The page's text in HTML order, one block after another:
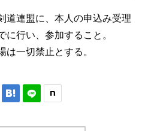
道連盟に、本人の申込み受理
行い、参加すること。
は一切禁止とする。
